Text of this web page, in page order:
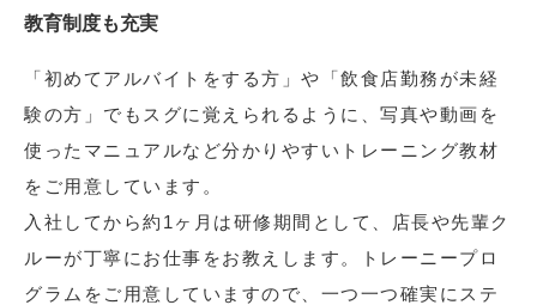
教育制度も充実
「初めてアルバイトをする方」や「飲食店勤務が未経
験の方」でもスグに覚えられるように、写真や動画を
使ったマニュアルなど分かりやすいトレーニング教材
をご用意しています。
入社してから約1ヶ月は研修期間として、店長や先輩ク
ルーが丁寧にお仕事をお教えします。トレーニープロ
グラムをご用意していますので、一つ一つ確実にステ